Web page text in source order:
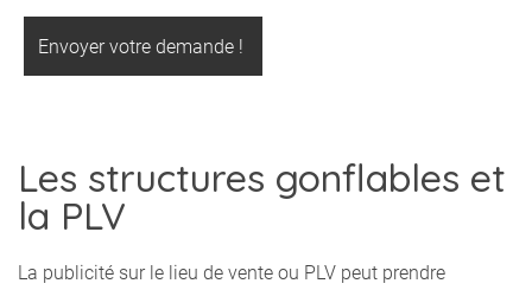
Les structures gonflables et
la PLV
La publicité sur le lieu de vente ou PLV peut prendre